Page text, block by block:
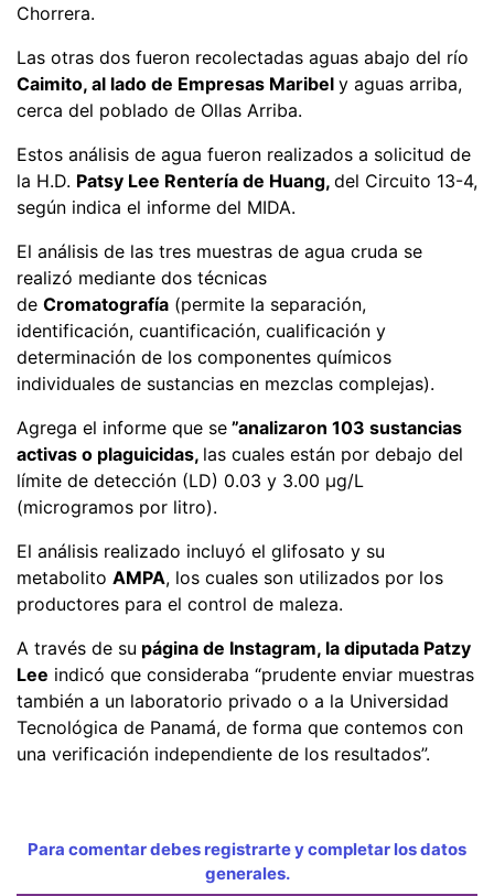
Chorrera.
Las otras dos fueron recolectadas aguas abajo del río
Caimito, al lado de Empresas Maribel y aguas arriba,
cerca del poblado de Ollas Arriba.
Estos análisis de agua fueron realizados a solicitud de
la H.D. Patsy Lee Rentería de Huang, del Circuito 13-4,
según indica el informe del MIDA.
El análisis de las tres muestras de agua cruda se
realizó mediante dos técnicas
de Cromatografía (permite la separación,
identificación, cuantificación, cualificación y
determinación de los componentes químicos
individuales de sustancias en mezclas complejas).
Agrega el informe que se ”analizaron 103 sustancias
activas o plaguicidas, las cuales están por debajo del
límite de detección (LD) 0.03 y 3.00 µg/L
(microgramos por litro).
El análisis realizado incluyó el glifosato y su
metabolito AMPA, los cuales son utilizados por los
productores para el control de maleza.
A través de su página de Instagram, la diputada Patzy
Lee indicó que consideraba “prudente enviar muestras
también a un laboratorio privado o a la Universidad
Tecnológica de Panamá, de forma que contemos con
una verificación independiente de los resultados”.
Para comentar debes registrarte y completar los datos
generales.